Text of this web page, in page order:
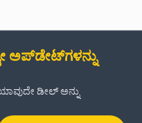
ಅಪ್‌ಡೇಟ್‌ಗಳನ್ನು
ಡೀಲ್ ಅನ್ನು